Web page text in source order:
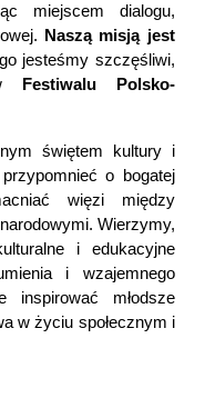
miejscem dialogu,
Naszą misją jest
jesteśmy szczęśliwi,
Festiwalu Polsko-
świętem kultury i
o bogatej
więzi między
Wierzymy,
i edukacyjne
i wzajemnego
młodsze
w życiu społecznym i